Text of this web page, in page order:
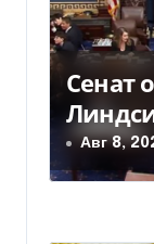
я
м
Сенат
Авг 8,